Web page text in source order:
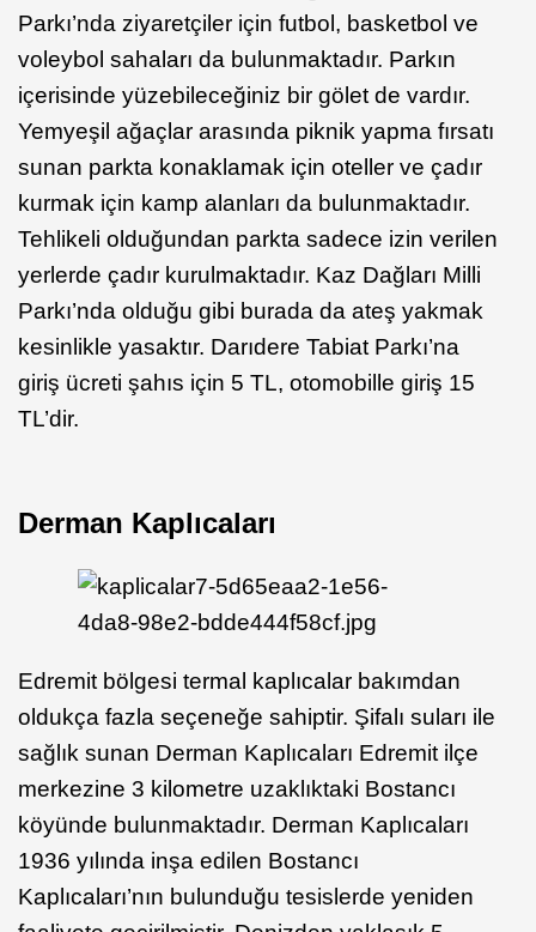
Parkı’nda ziyaretçiler için futbol, basketbol ve
voleybol sahaları da bulunmaktadır. Parkın
içerisinde yüzebileceğiniz bir gölet de vardır.
Yemyeşil ağaçlar arasında piknik yapma fırsatı
sunan parkta konaklamak için oteller ve çadır
kurmak için kamp alanları da bulunmaktadır.
Tehlikeli olduğundan parkta sadece izin verilen
yerlerde çadır kurulmaktadır. Kaz Dağları Milli
Parkı’nda olduğu gibi burada da ateş yakmak
kesinlikle yasaktır. Darıdere Tabiat Parkı’na
giriş ücreti şahıs için 5 TL, otomobille giriş 15
TL’dir.
Derman Kaplıcaları
Edremit bölgesi termal kaplıcalar bakımdan
oldukça fazla seçeneğe sahiptir. Şifalı suları ile
sağlık sunan Derman Kaplıcaları Edremit ilçe
merkezine 3 kilometre uzaklıktaki Bostancı
köyünde bulunmaktadır. Derman Kaplıcaları
1936 yılında inşa edilen Bostancı
Kaplıcaları’nın bulunduğu tesislerde yeniden